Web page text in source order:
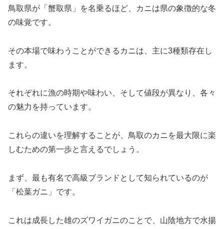
鳥取県が「蟹取県」を名乗るほど、カニは県の象徴的な冬
の味覚です。
その本場で味わうことができるカニは、主に3種類存在し
ます。
それぞれに漁の時期や味わい、そして値段が異なり、各々
の魅力を持っています。
これらの違いを理解することが、鳥取のカニを最大限に楽
しむための第一歩と言えるでしょう。
まず、最も有名で高級ブランドとして知られているのが
「松葉ガニ」です。
これは成長した雄のズワイガニのことで、山陰地方で水揚